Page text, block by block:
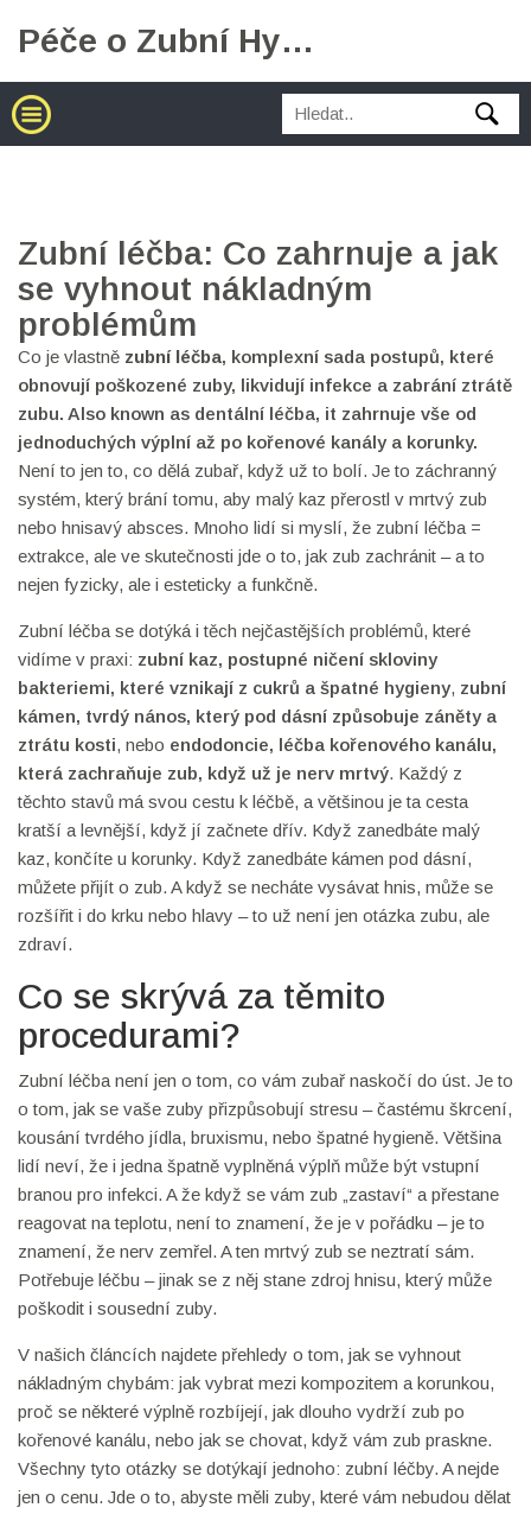
Péče o Zubní Hygienu
Zubní léčba: Co zahrnuje a jak
se vyhnout nákladným
problémům
Co je vlastně zubní léčba, komplexní sada postupů, které
obnovují poškozené zuby, likvidují infekce a zabrání ztrátě
zubu. Also known as dentální léčba, it zahrnuje vše od
jednoduchých výplní až po kořenové kanály a korunky.
Není to jen to, co dělá zubař, když už to bolí. Je to záchranný
systém, který brání tomu, aby malý kaz přerostl v mrtvý zub
nebo hnisavý absces. Mnoho lidí si myslí, že zubní léčba =
extrakce, ale ve skutečnosti jde o to, jak zub zachránit – a to
nejen fyzicky, ale i esteticky a funkčně.
Zubní léčba se dotýká i těch nejčastějších problémů, které
vidíme v praxi: zubní kaz, postupné ničení skloviny
bakteriemi, které vznikají z cukrů a špatné hygieny, zubní
kámen, tvrdý nános, který pod dásní způsobuje záněty a
ztrátu kosti, nebo endodoncie, léčba kořenového kanálu,
která zachraňuje zub, když už je nerv mrtvý. Každý z
těchto stavů má svou cestu k léčbě, a většinou je ta cesta
kratší a levnější, když jí začnete dřív. Když zanedbáte malý
kaz, končíte u korunky. Když zanedbáte kámen pod dásní,
můžete přijít o zub. A když se necháte vysávat hnis, může se
rozšířit i do krku nebo hlavy – to už není jen otázka zubu, ale
zdraví.
Co se skrývá za těmito
procedurami?
Zubní léčba není jen o tom, co vám zubař naskočí do úst. Je to
o tom, jak se vaše zuby přizpůsobují stresu – častému škrcení,
kousání tvrdého jídla, bruxismu, nebo špatné hygieně. Většina
lidí neví, že i jedna špatně vyplněná výplň může být vstupní
branou pro infekci. A že když se vám zub „zastaví“ a přestane
reagovat na teplotu, není to znamení, že je v pořádku – je to
znamení, že nerv zemřel. A ten mrtvý zub se neztratí sám.
Potřebuje léčbu – jinak se z něj stane zdroj hnisu, který může
poškodit i sousední zuby.
V našich článcích najdete přehledy o tom, jak se vyhnout
nákladným chybám: jak vybrat mezi kompozitem a korunkou,
proč se některé výplně rozbíjejí, jak dlouho vydrží zub po
kořenové kanálu, nebo jak se chovat, když vám zub praskne.
Všechny tyto otázky se dotýkají jednoho: zubní léčby. A nejde
jen o cenu. Jde o to, abyste měli zuby, které vám nebudou dělat